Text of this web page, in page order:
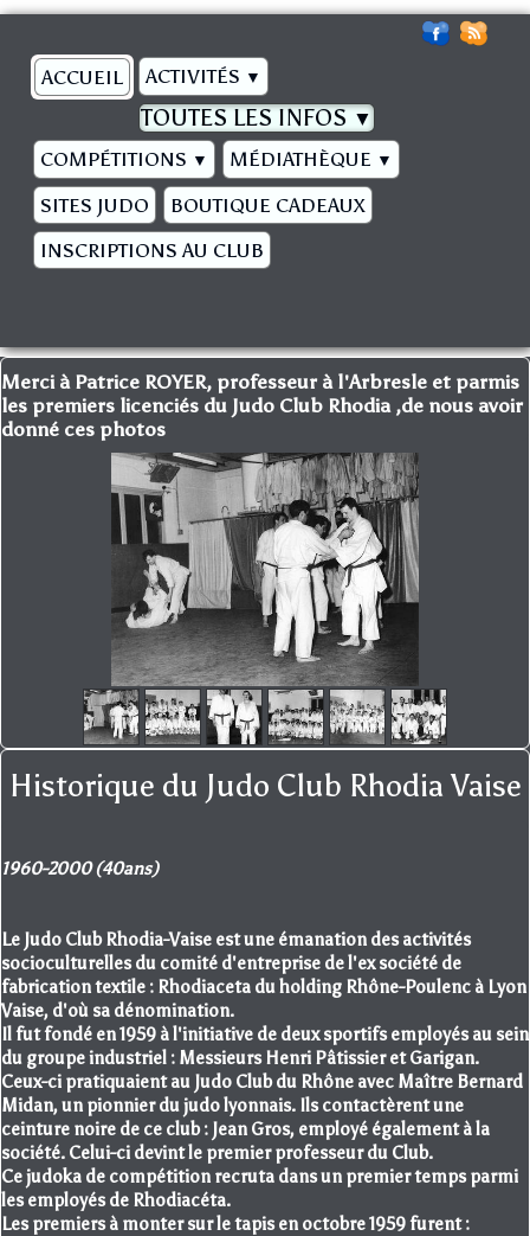
ACCUEIL ACTIVITÉS ▼
TOUTES LES INFOS▼
COMPÉTITIONS ▼ MÉDIATHÈQUE ▼
SITES JUDO
BOUTIQUE CADEAUX
INSCRIPTIONS AU CLUB
Merci à Patrice ROYER, professeur à l'Arbresle et parmis
les premiers licenciés du Judo Club Rhodia ,de nous avoir
donné ces photos
Historique du Judo Club Rhodia Vaise
1960-2000 (40ans)
Le Judo Club Rhodia-Vaise est une émanation des activités
socioculturelles du comité d'entreprise de l'ex société de
fabrication textile : Rhodiaceta du holding Rhône-Poulenc à Lyon
Vaise, d'où sa dénomination.
Il fut fondé en 1959 à l'initiative de deux sportifs employés au sein
du groupe industriel : Messieurs Henri Pâtissier et Garigan.
Ceux-ci pratiquaient au Judo Club du Rhône avec Maître Bernard
Midan, un pionnier du judo lyonnais. Ils contactèrent une
ceinture noire de ce club : Jean Gros, employé également à la
société. Celui-ci devint le premier professeur du Club.
Ce judoka de compétition recruta dans un premier temps parmi
les employés de Rhodiacéta.
Les premiers à monter sur le tapis en octobre 1959 furent :